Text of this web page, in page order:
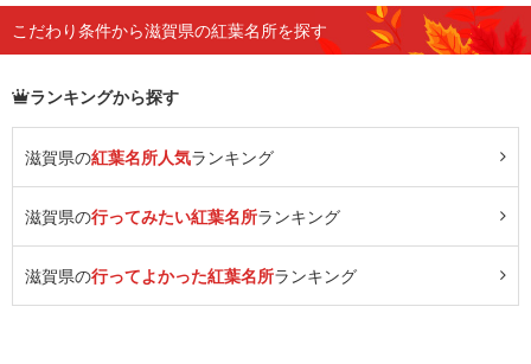
こだわり条件から滋賀県の紅葉名所を探す
ランキングから探す
滋賀県の紅葉名所人気ランキング
滋賀県の行ってみたい紅葉名所ランキング
滋賀県の行ってよかった紅葉名所ランキング